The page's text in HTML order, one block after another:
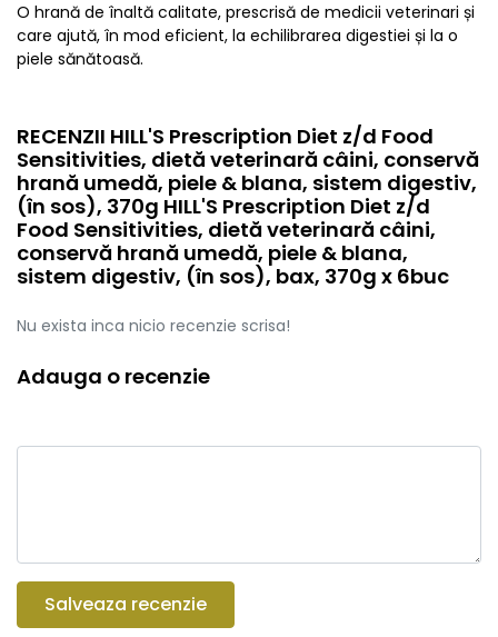
O hrană de înaltă calitate, prescrisă de medicii veterinari și
care ajută, în mod eficient, la echilibrarea digestiei și la o
piele sănătoasă.
RECENZII HILL'S Prescription Diet z/d Food
Sensitivities, dietă veterinară câini, conservă
hrană umedă, piele & blana, sistem digestiv,
(în sos), 370g HILL'S Prescription Diet z/d
Food Sensitivities, dietă veterinară câini,
conservă hrană umedă, piele & blana,
sistem digestiv, (în sos), bax, 370g x 6buc
Nu exista inca nicio recenzie scrisa!
Adauga o recenzie
Salveaza recenzie